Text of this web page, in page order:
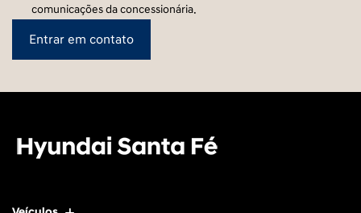
comunicações da concessionária.
Entrar em contato